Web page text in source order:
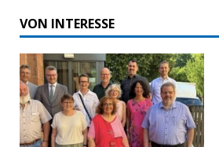
VON INTERESSE